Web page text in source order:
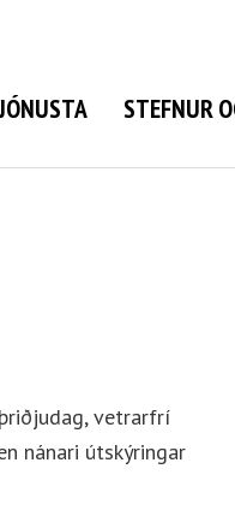
vetrarfrí
nánari útskýringar
STEFNUR